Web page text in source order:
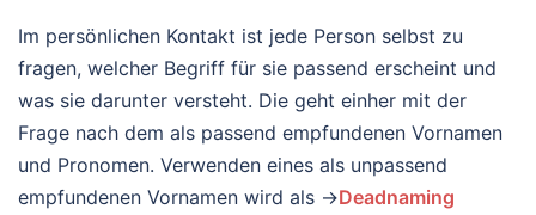
Im persönlichen Kontakt ist jede Person selbst zu
fragen, welcher Begriff für sie passend erscheint und
was sie darunter versteht. Die geht einher mit der
Frage nach dem als passend empfundenen Vornamen
und Pronomen. Verwenden eines als unpassend
empfundenen Vornamen wird als →Deadnaming